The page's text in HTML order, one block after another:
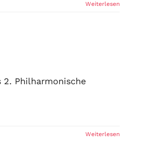
Weiterlesen
Philharmonische
Weiterlesen